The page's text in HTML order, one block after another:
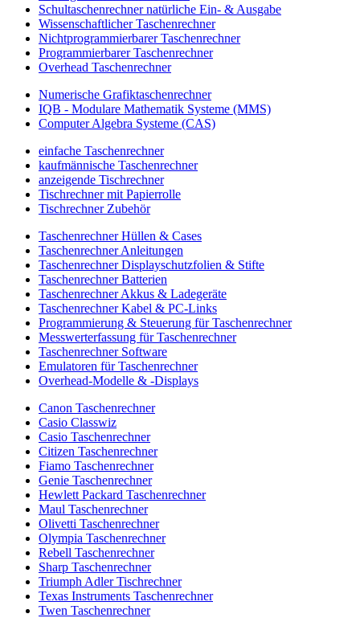
Schultaschenrechner natürliche Ein- & Ausgabe
Wissenschaftlicher Taschenrechner
Nichtprogrammierbarer Taschenrechner
Programmierbarer Taschenrechner
Overhead Taschenrechner
Numerische Grafiktaschenrechner
IQB - Modulare Mathematik Systeme (MMS)
Computer Algebra Systeme (CAS)
einfache Taschenrechner
kaufmännische Taschenrechner
anzeigende Tischrechner
Tischrechner mit Papierrolle
Tischrechner Zubehör
Taschenrechner Hüllen & Cases
Taschenrechner Anleitungen
Taschenrechner Displayschutzfolien & Stifte
Taschenrechner Batterien
Taschenrechner Akkus & Ladegeräte
Taschenrechner Kabel & PC-Links
Programmierung & Steuerung für Taschenrechner
Messwerterfassung für Taschenrechner
Taschenrechner Software
Emulatoren für Taschenrechner
Overhead-Modelle & -Displays
Canon Taschenrechner
Casio Classwiz
Casio Taschenrechner
Citizen Taschenrechner
Fiamo Taschenrechner
Genie Taschenrechner
Hewlett Packard Taschenrechner
Maul Taschenrechner
Olivetti Taschenrechner
Olympia Taschenrechner
Rebell Taschenrechner
Sharp Taschenrechner
Triumph Adler Tischrechner
Texas Instruments Taschenrechner
Twen Taschenrechner